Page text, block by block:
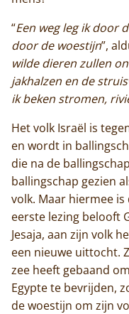
“Een weg leg ik door
door de woestijn”,
wilde dieren zullen
jakhalzen en de
ik beken stromen,
Het volk Israël is
en wordt in
die na de
ballingschap gezien
volk. Maar hiermee
eerste lezing belooft
Jesaja, aan zijn volk
een nieuwe uittocht.
zee heeft gebaand
Egypte te bevrijden,
de woestijn om zijn